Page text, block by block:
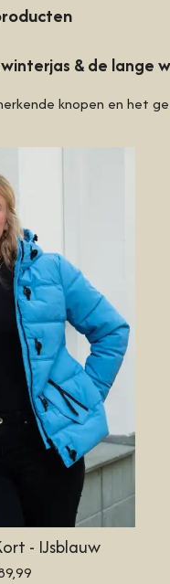
& de lange
knopen en het
- IJsblauw